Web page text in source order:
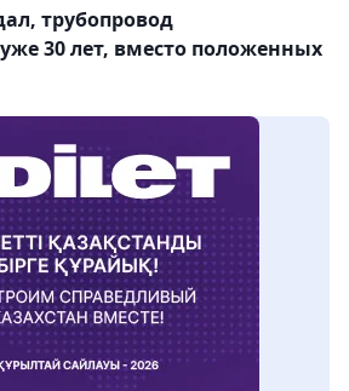
трубопровод
уже 30 лет, вместо положенных